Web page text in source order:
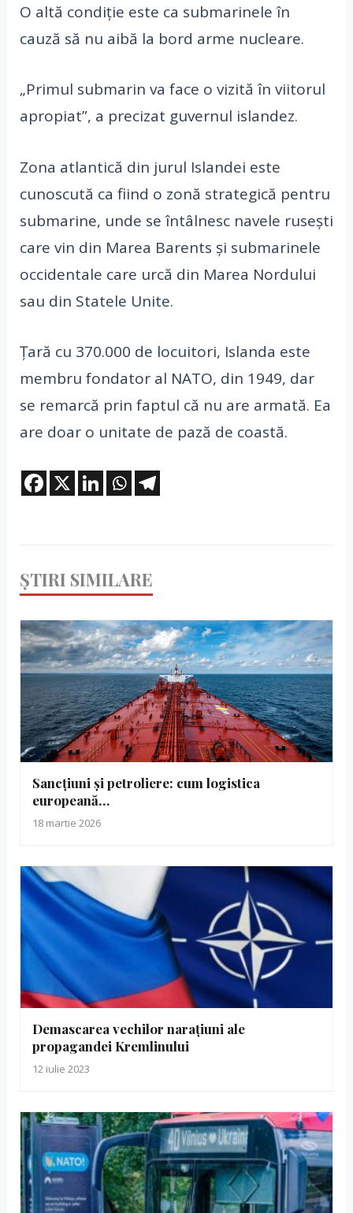
O altă condiţie este ca submarinele în
cauză să nu aibă la bord arme nucleare.
„Primul submarin va face o vizită în viitorul
apropiat”, a precizat guvernul islandez.
Zona atlantică din jurul Islandei este
cunoscută ca fiind o zonă strategică pentru
submarine, unde se întâlnesc navele ruseşti
care vin din Marea Barents şi submarinele
occidentale care urcă din Marea Nordului
sau din Statele Unite.
Ţară cu 370.000 de locuitori, Islanda este
membru fondator al NATO, din 1949, dar
se remarcă prin faptul că nu are armată. Ea
are doar o unitate de pază de coastă.
ȘTIRI SIMILARE
Sancțiuni și petroliere: cum logistica
europeană…
18 martie 2026
Demascarea vechilor narațiuni ale
propagandei Kremlinului
12 iulie 2023